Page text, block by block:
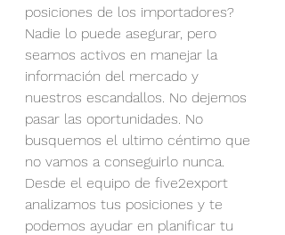
posiciones de los importadores?
Nadie lo puede asegurar, pero
seamos activos en manejar la
información del mercado y
nuestros escandallos. No dejemos
pasar las oportunidades. No
busquemos el ultimo céntimo que
no vamos a conseguirlo nunca.
Desde el equipo de five2export
analizamos tus posiciones y te
podemos ayudar en planificar tu